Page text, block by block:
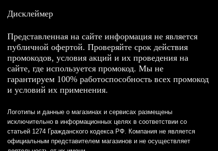
Дисклеймер
Представленная на сайте информация не является
публичной офертой. Проверяйте срок действия
промокодов, условия акций и их проведения на
сайте, где используется промокод. Мы не
гарантируем 100% работоспособность всех промокод
и условий их применения.
Логотипы и данные о магазинах и сервисах размещены
исключительно в информационных целях в соответствии со
статьей 1274 Гражданского кодекса РФ. Компания не является
официальным представителем магазинов и не осуществляет